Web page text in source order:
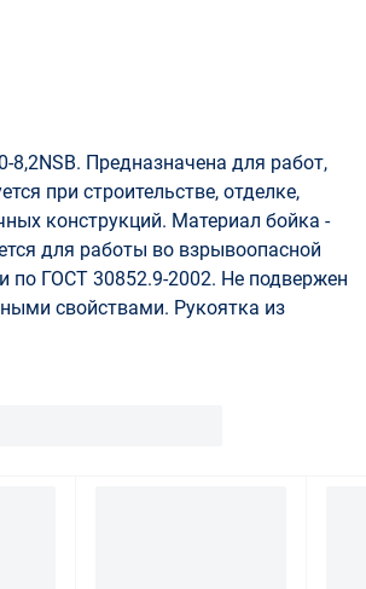
8,2NSB. Предназначена для работ,
при строительстве, отделке,
конструкций. Материал бойка -
для работы во взрывоопасной
по ГОСТ 30852.9-2002. Не подвержен
свойствами. Рукоятка из